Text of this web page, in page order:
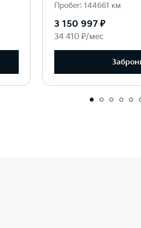
Пробег: 144661 км
3 150 997 ₽
34 410 ₽/мес